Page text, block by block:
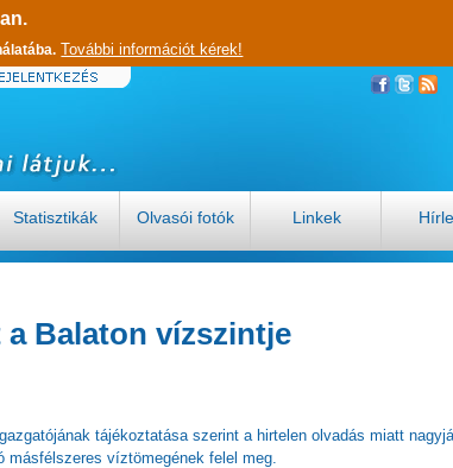
További információt kérek!
Statisztikák Olvasói fotók Linkek
Balaton vízszintje
tájékoztatása szerint a hirtelen olvadás miatt
víztömegének felel meg.